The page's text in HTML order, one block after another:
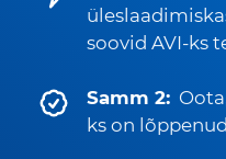
soovid AVI-ks
Samm 2:
ks on